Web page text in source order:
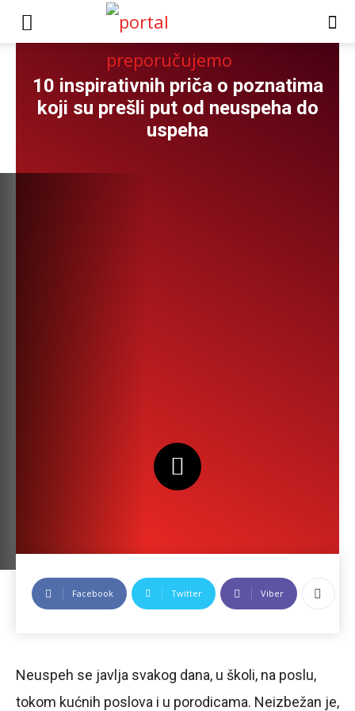
10 inspirativnih priča o poznatima
koji su prešli put od neuspeha do
uspeha
Facebook Twitter Viber
Neuspeh se javlja svakog dana, u školi, na poslu,
tokom kućnih poslova i u porodicama. Neizbežan je,